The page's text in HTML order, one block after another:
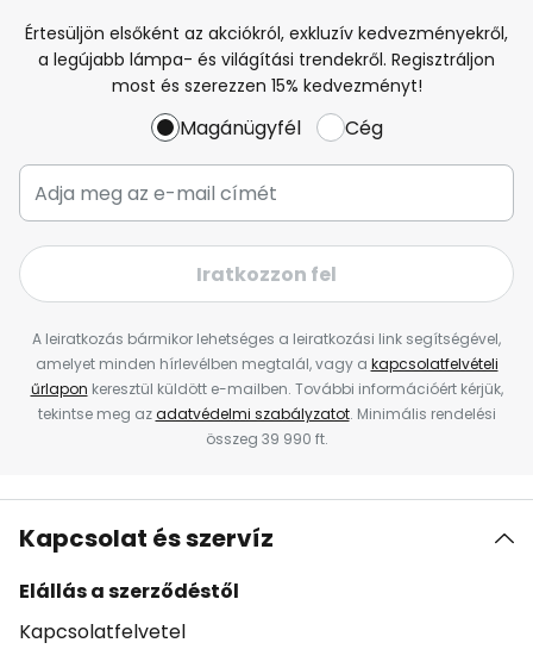
Értesüljön elsőként az akciókról, exkluzív kedvezményekről,
a legújabb lámpa- és világítási trendekről. Regisztráljon
most és szerezzen 15% kedvezményt!
Magánügyfél Cég
Iratkozzon fel
A leiratkozás bármikor lehetséges a leiratkozási link segítségével,
amelyet minden hírlevélben megtalál, vagy a kapcsolatfelvételi
űrlapon keresztül küldött e-mailben. További információért kérjük,
tekintse meg azadatvédelmi szabályzatot. Minimális rendelési
összeg 39 990 ft.
Kapcsolat és szervíz
Elállás a szerződéstől
Kapcsolatfelvetel